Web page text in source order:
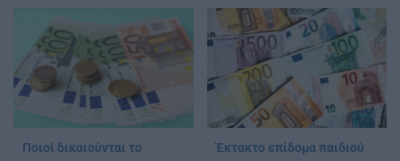
Ποιοί δικαιούνται το
Έκτακτο επίδομα παιδιού